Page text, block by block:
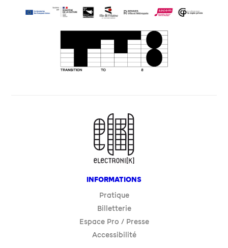
INFORMATIONS
Pratique
Billetterie
Espace Pro / Presse
Accessibilité